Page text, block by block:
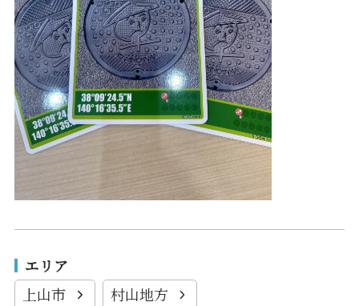
エリア
上山市
村山地方